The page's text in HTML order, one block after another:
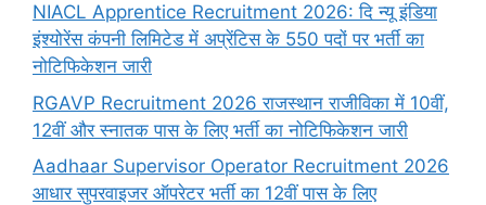
NIACL Apprentice Recruitment 2026: दि न्यू इंडिया
इंश्योरेंस कंपनी लिमिटेड में अप्रेंटिस के 550 पदों पर भर्ती का
नोटिफिकेशन जारी
RGAVP Recruitment 2026 राजस्थान राजीविका में 10वीं,
12वीं और स्नातक पास के लिए भर्ती का नोटिफिकेशन जारी
Aadhaar Supervisor Operator Recruitment 2026
आधार सुपरवाइजर ऑपरेटर भर्ती का 12वीं पास के लिए